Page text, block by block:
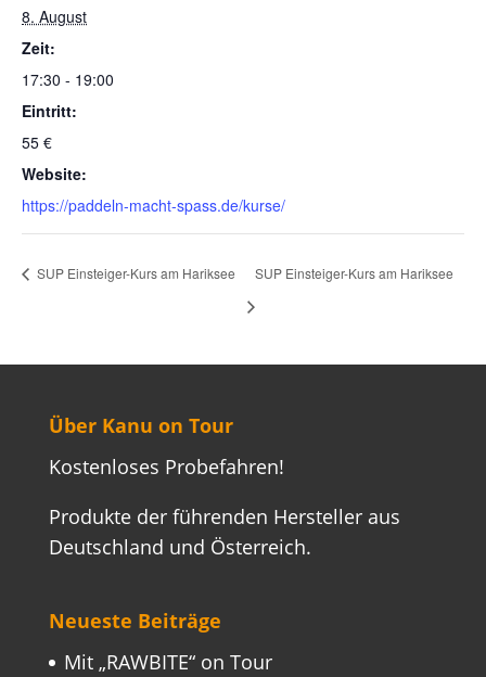
8. August
Zeit:
17:30 - 19:00
Eintritt:
55 €
Website:
https://paddeln-macht-spass.de/kurse/
SUP Einsteiger-Kurs am Hariksee SUP Einsteiger-Kurs am Hariksee
Über Kanu on Tour
Kostenloses Probefahren!
Produkte der führenden Hersteller aus
Deutschland und Österreich.
Neueste Beiträge
Mit „RAWBITE“ on Tour